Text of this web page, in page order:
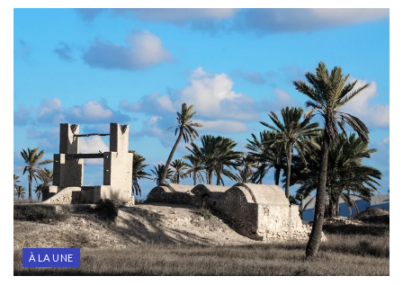
À LA UNE